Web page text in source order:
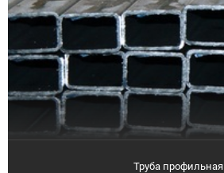
Труба профильная